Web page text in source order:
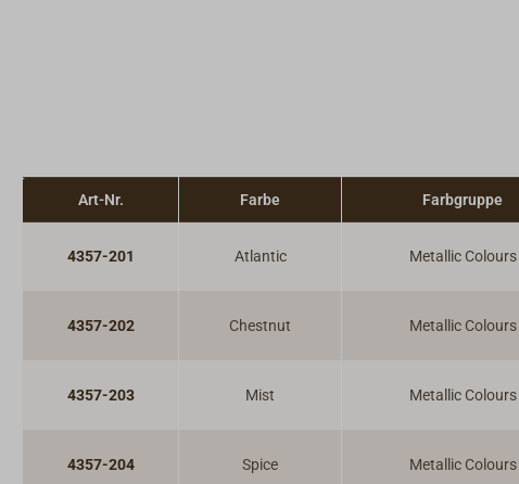
Art-Nr. Farbe Farbgruppe
4357-201 Atlantic Metallic Colours
4357-202 Chestnut Metallic Colours
4357-203 Mist Metallic Colours
4357-204 Spice Metallic Colours